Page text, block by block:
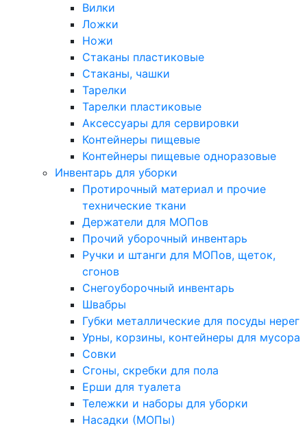
Вилки
Ложки
Ножи
Стаканы пластиковые
Стаканы, чашки
Тарелки
Тарелки пластиковые
Аксессуары для сервировки
Контейнеры пищевые
Контейнеры пищевые одноразовые
Инвентарь для уборки
Протирочный материал и прочие
технические ткани
Держатели для МОПов
Прочий уборочный инвентарь
Ручки и штанги для МОПов, щеток,
сгонов
Снегоуборочный инвентарь
Швабры
Губки металлические для посуды нерег
Урны, корзины, контейнеры для мусора
Совки
Сгоны, скребки для пола
Ерши для туалета
Тележки и наборы для уборки
Насадки (МОПы)